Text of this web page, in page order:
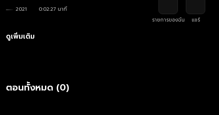
2021
0:02:27 นาที
รายการของฉัน
แชร์
ดูเพิ่มเติม
ตอนทั้งหมด (0)